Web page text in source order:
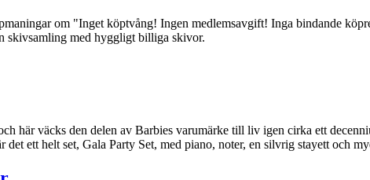
om "Inget köptvång! Ingen medlemsavgift! Inga bindande
skivsamling med hyggligt billiga skivor.
här väcks den delen av Barbies varumärke till liv igen cirka ett
ett helt set, Gala Party Set, med piano, noter, en silvrig stayett och